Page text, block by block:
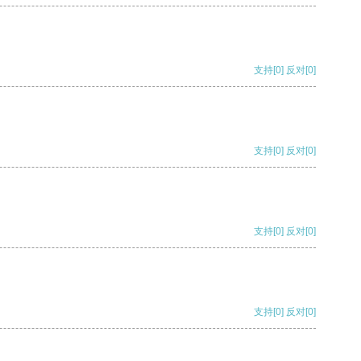
支持[0] 反对[0]
支持[0] 反对[0]
支持[0] 反对[0]
支持[0] 反对[0]